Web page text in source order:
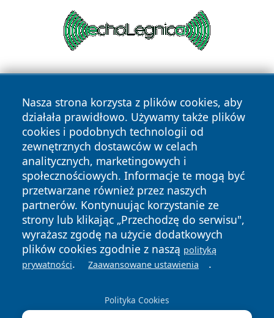
Nasza strona korzysta z plików cookies, aby
działała prawidłowo. Używamy także plików
cookies i podobnych technologii od
zewnętrznych dostawców w celach
analitycznych, marketingowych i
społecznościowych. Informacje te mogą być
przetwarzane również przez naszych
partnerów. Kontynuując korzystanie ze
strony lub klikając „Przechodzę do serwisu",
wyrażasz zgodę na użycie dodatkowych
plików cookies zgodnie z naszą polityką
prywatności. Zaawansowane ustawienia .
Polityka Cookies
Copyright © 2026 24piaseczno.pl Wszystkie prawa
zastrzeżone.
News Autorzy
Polityka
Prywatności
Polityka
Cookies